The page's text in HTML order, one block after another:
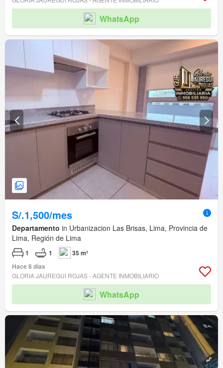
WhatsApp
S/.1,500/mes
Departamento in Urbanizacion Las Brisas, Lima, Provincia de
Lima, Región de Lima
1 1
35 m²
Hace 8 días
GLORIA JAUREGUI ROJAS - AGENTE INMOBILIARIO
WhatsApp